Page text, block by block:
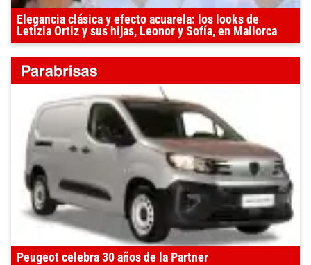
Elegancia clásica y efecto acuarela: los looks de
Letizia Ortiz y sus hijas, Leonor y Sofía, en Mallorca
Peugeot celebra 30 años de la Partner